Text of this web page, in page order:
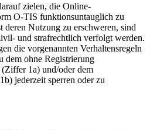
zielen, die Online-
O-TIS funktionsuntauglich zu
deren Nutzung zu erschweren, sind
und strafrechtlich verfolgt werden.
die vorgenannten Verhaltensregeln
dem ohne Registrierung
1a) und/oder dem
jederzeit sperren oder zu